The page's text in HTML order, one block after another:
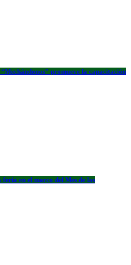
promueve la capacitación
en el marco del Mes de las